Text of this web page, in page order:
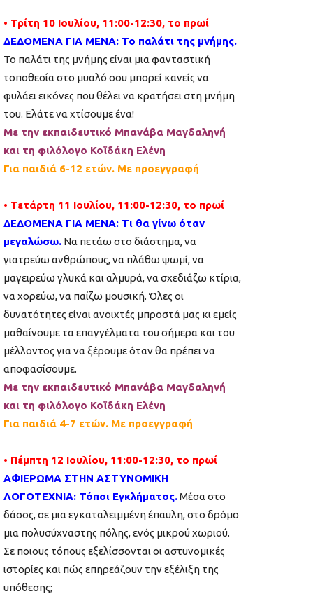
• Τρίτη 10 Ιουλίου, 11:00-12:30, το πρωί
ΔΕΔΟΜΕΝΑ ΓΙΑ ΜΕΝΑ: Το παλάτι της μνήμης.
Το παλάτι της μνήμης είναι μια φανταστική
τοποθεσία στο μυαλό σου μπορεί κανείς να
φυλάει εικόνες που θέλει να κρατήσει στη μνήμη
του. Ελάτε να χτίσουμε ένα!
Με την εκπαιδευτικό Μπανάβα Μαγδαληνή
και τη φιλόλογο Κοϊδάκη Ελένη
Για παιδιά 6-12 ετών. Με προεγγραφή
• Τετάρτη 11 Ιουλίου, 11:00-12:30, το πρωί
ΔΕΔΟΜΕΝΑ ΓΙΑ ΜΕΝΑ: Τι θα γίνω όταν
μεγαλώσω. Να πετάω στο διάστημα, να
γιατρεύω ανθρώπους, να πλάθω ψωμί, να
μαγειρεύω γλυκά και αλμυρά, να σχεδιάζω κτίρια,
να χορεύω, να παίζω μουσική. Όλες οι
δυνατότητες είναι ανοιχτές μπροστά μας κι εμείς
μαθαίνουμε τα επαγγέλματα του σήμερα και του
μέλλοντος για να ξέρουμε όταν θα πρέπει να
αποφασίσουμε.
Με την εκπαιδευτικό Μπανάβα Μαγδαληνή
και τη φιλόλογο Κοϊδάκη Ελένη
Για παιδιά 4-7 ετών. Με προεγγραφή
• Πέμπτη 12 Ιουλίου, 11:00-12:30, το πρωί
ΑΦΙΕΡΩΜΑ ΣΤΗΝ ΑΣΤΥΝΟΜΙΚΗ
ΛΟΓΟΤΕΧΝΙΑ: Τόποι Εγκλήματος.Μέσα στο
δάσος, σε μια εγκαταλειμμένη έπαυλη, στο δρόμο
μια πολυσύχναστης πόλης, ενός μικρού χωριού.
Σε ποιους τόπους εξελίσσονται οι αστυνομικές
ιστορίες και πώς επηρεάζουν την εξέλιξη της
υπόθεσης;